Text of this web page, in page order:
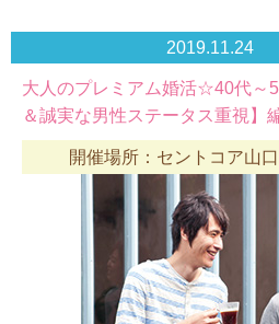
2019.11.24
大人のプレミアム婚活☆40代～
＆誠実な男性ステータス重視】
開催場所：セントコア